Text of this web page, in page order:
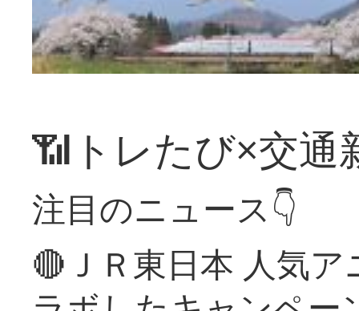
📶トレたび×交通
注目のニュース👇
🔴ＪＲ東日本 人気